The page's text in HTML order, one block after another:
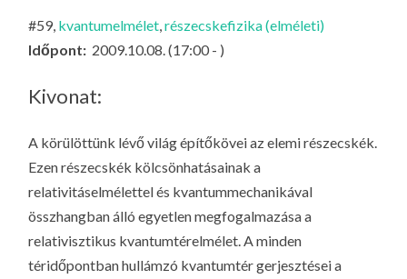
KI
#59, kvantumelmélet,részecskefizika (elméleti)
Időpont: 2009.10.08. (17:00 - )
Kivonat:
A körülöttünk lévő világ építőkövei az elemi részecskék.
Ezen részecskék kölcsönhatásainak a
relativitáselmélettel és kvantummechanikával
összhangban álló egyetlen megfogalmazása a
relativisztikus kvantumtérelmélet. A minden
téridőpontban hullámzó kvantumtér gerjesztései a